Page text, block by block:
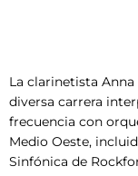
La clarinetista
diversa carrera
frecuencia con
Medio Oeste,
Sinfónica de